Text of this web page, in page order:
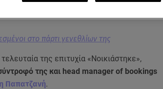
στο πάρτι γενεθλίων της
της επιτυχία «Νοικιάστηκε»,
της και head manager of bookings
Παπατζανή.